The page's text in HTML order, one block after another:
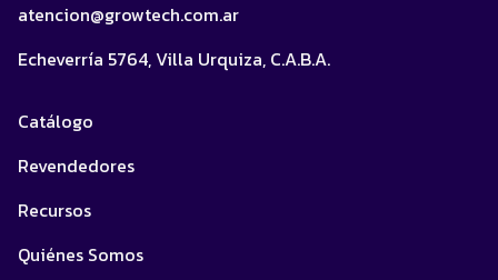
atencion@growtech.com.ar
Echeverría 5764, Villa Urquiza, C.A.B.A.
Catálogo
Revendedores
Recursos
Quiénes Somos